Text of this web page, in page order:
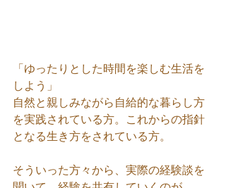
「ゆったりとした時間を楽しむ生活を
しよう」
自然と親しみながら自給的な暮らし方
を実践されている方。これからの指針
となる生き方をされている方。
そういった方々から、実際の経験談を